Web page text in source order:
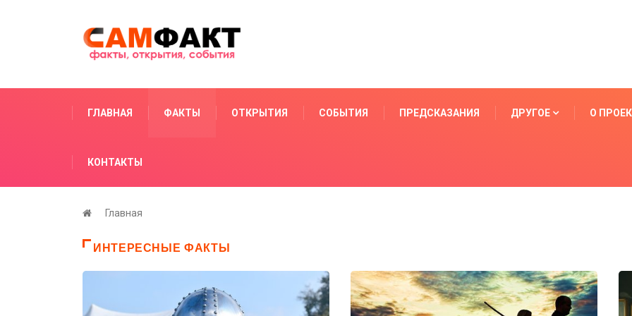
ГЛАВНАЯ ФАКТЫ ОТКРЫТИЯ СОБЫТИЯ ПРЕДСКАЗАНИЯ ДРУГОЕ О
КОНТАКТЫ
Главная
ИНТЕРЕСНЫЕ ФАКТЫ